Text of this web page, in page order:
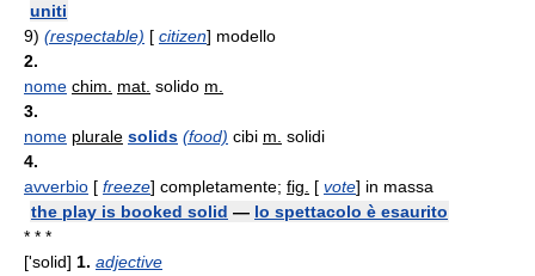
uniti
9) (respectable) [ citizen] modello
2.
nome chim. mat. solido m.
3.
nome plurale solids (food) cibi m. solidi
4.
avverbio [ freeze] completamente; fig. [ vote] in massa
the play is booked solid — lo spettacolo è esaurito
* * *
['solid] 1. adjective